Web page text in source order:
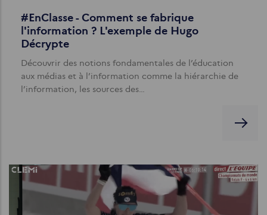
#EnClasse - Comment se fabrique
l'information ? L'exemple de Hugo
Décrypte
Découvrir des notions fondamentales de l’éducation
aux médias et à l’information comme la hiérarchie de
l’information, les sources des…